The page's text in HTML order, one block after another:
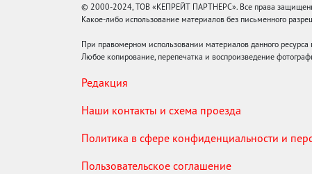
© 2000-2024, ТОВ «КЕПРЕЙТ ПАРТНЕРС». Все права
Какое-либо использование материалов без письменного
При правомерном использовании материалов данного ресурса
Любое копирование, перепечатка и воспроизведение
Редакция
Наши контакты и схема проезда
Политика в сфере конфиденциальности и
Пользовательское соглашение